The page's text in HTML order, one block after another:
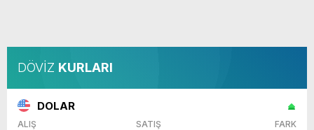
DÖVİZ KURLARI
DOLAR
ALIŞ SATIŞ FARK